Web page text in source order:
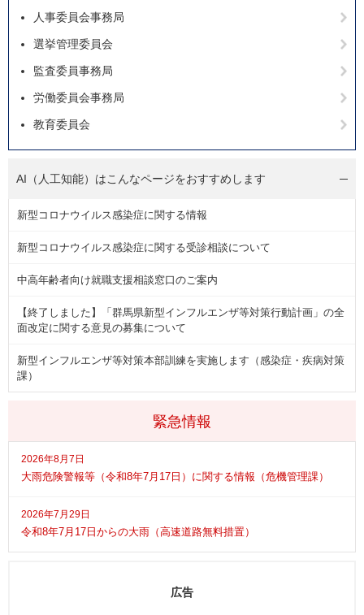
緊急情報
2026年8月7日
大雨危険警報等（令和8年7月17日）に関する情報（危機管理課）
2026年7月29日
令和8年7月17日からの大雨（高速道路無料措置）
人事委員会事務局
選挙管理委員会
監査委員事務局
労働委員会事務局
教育委員会
AI（人工知能）はこんなページをおすすめします
新型コロナウイルス感染症に関する情報
新型コロナウイルス感染症に関する受診相談について
中高年齢者向け就職支援相談窓口のご案内
【終了しました】「群馬県新型インフルエンザ等対策行動計画」の全
面改定に関する意見の募集について
新型インフルエンザ等対策本部訓練を実施します（感染症・疾病対策
課）
広告